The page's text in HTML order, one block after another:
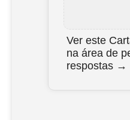
Ver este
na área de
respostas →